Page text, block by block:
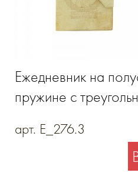
Ежедневник на
пружине с
держателем для
арт. E_276.3